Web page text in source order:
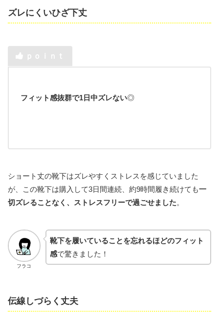
ズレにくいひざ下丈
ｐｏｉｎｔ
フィット感抜群で1日中ズレない◎
ショート丈の靴下はズレやすくストレスを感じていました
が、この靴下は購入して3日間連続、約9時間履き続けても一
切ズレることなく、ストレスフリーで過ごせました。
フラコ
靴下を履いていることを忘れるほどのフィット
感で驚きました！
伝線しづらく丈夫